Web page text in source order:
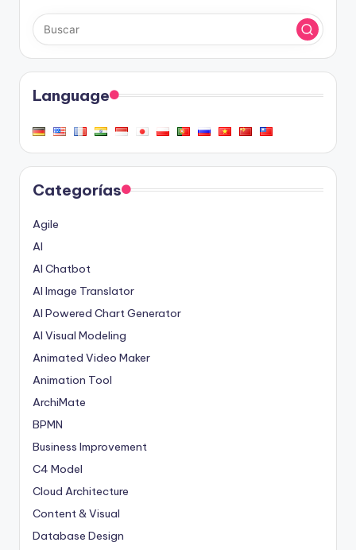
Language
Categorías
Agile
AI
AI Chatbot
AI Image Translator
AI Powered Chart Generator
AI Visual Modeling
Animated Video Maker
Animation Tool
ArchiMate
BPMN
Business Improvement
C4 Model
Cloud Architecture
Content & Visual
Database Design